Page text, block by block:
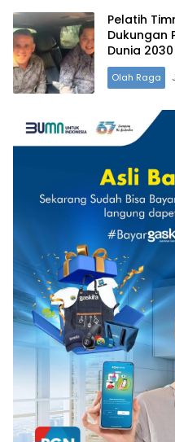
Pelatih
Dukungan
Dunia 2030
Olah Raga